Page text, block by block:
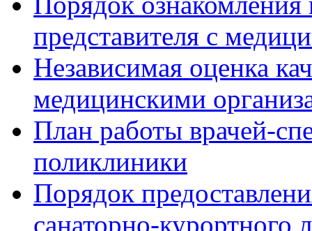
представителя с
Независимая оценка
медицинскими
План работы врачей-
поликлиники
Порядок
санаторно-